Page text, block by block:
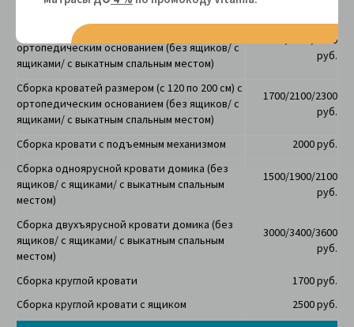
спальным местом)
Сборка кроватей размером (70, 80, 90 см) с
ортопедическим основанием (без ящиков/ с
ящиками/ с выкатным спальным местом)
1400/1800/2000
руб.
Сборка кроватей размером (с 120 по 200 см) с
ортопедическим основанием (без ящиков/ с
ящиками/ с выкатным спальным местом)
1700/2100/2300
руб.
Сборка кровати с подъемным механизмом
2000 руб.
Сборка одноярусной кровати домика (без
ящиков/ с ящиками/ с выкатным спальным
местом)
1500/1900/2100
руб.
Сборка двухъярусной кровати домика (без
ящиков/ с ящиками/ с выкатным спальным
местом)
3000/3400/3600
руб.
Сборка круглой кровати
Сборка круглой кровати с ящиком
1700 руб.
2500 руб.